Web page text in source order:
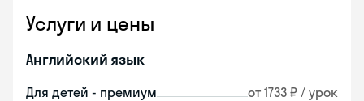
Услуги и цены
Английский язык
Для детей - премиум от 1733 ₽ / урок